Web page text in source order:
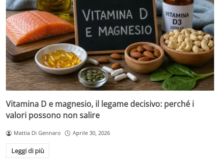
Vitamina D e magnesio, il legame decisivo: perché i
valori possono non salire
Mattia Di Gennaro Aprile 30, 2026
Leggi di più